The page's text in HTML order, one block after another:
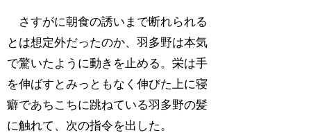
さすがに朝食の誘いまで断れられる
とは想定外だったのか、羽多野は本気
で驚いたように動きを止める。栄は手
を伸ばすとみっともなく伸びた上に寝
癖であちこちに跳ねている羽多野の髪
に触れて、次の指令を出した。